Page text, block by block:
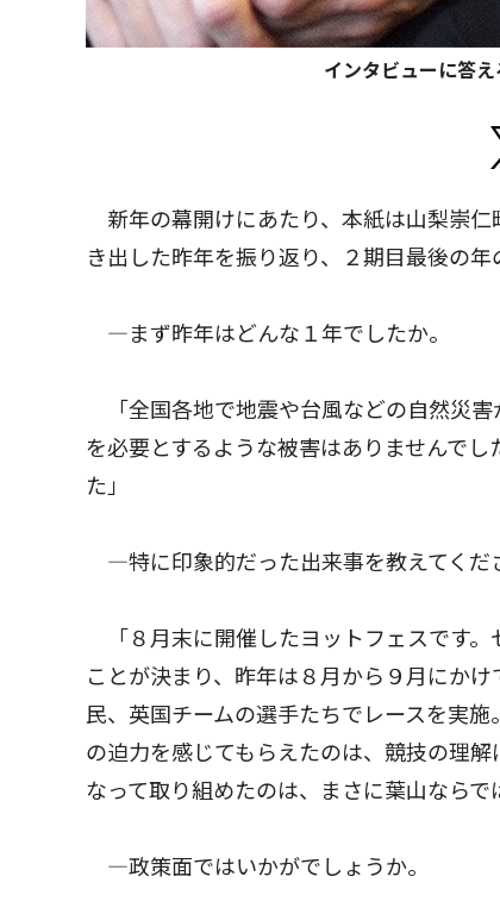
インタビューに答
新年の幕開けにあたり、本紙は山梨崇仁
き出した昨年を振り返り、２期目最後の
―まず昨年はどんな１年でしたか。
「全国各地で地震や台風などの自然災害
を必要とするような被害はありませんで
た」
―特に印象的だった出来事を教えてくだ
「８月末に開催したヨットフェスです。
ことが決まり、昨年は８月から９月にか
民、英国チームの選手たちでレースを実
の迫力を感じてもらえたのは、競技の理
なって取り組めたのは、まさに葉山ならで
―政策面ではいかがでしょうか。